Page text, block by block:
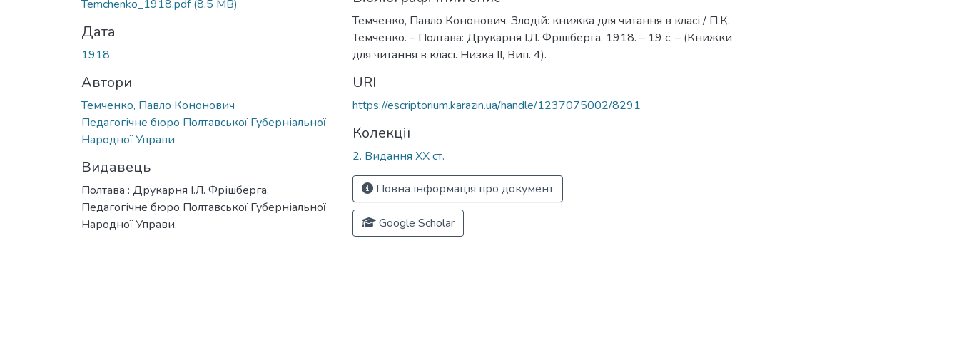
Temchenko_1918.pdf(8,5 MB)
Дата
1918
Автори
Темченко, Павло Кононович
Педагогічне бюро Полтавської Губерніальної
Народної Управи
Видавець
Полтава : Друкарня І.Л. Фрішберга.
Педагогічне бюро Полтавської Губерніальної
Народної Управи.
Темченко, Павло Кононович. Злодій: книжка для читання в класі / П.К.
Темченко. – Полтава: Друкарня І.Л. Фрішберга, 1918. – 19 с. – (Книжки
для читання в класі. Низка ІІ, Вип. 4).
URI
https://escriptorium.karazin.ua/handle/1237075002/8291
Колекції
2. Видання ХХ ст.
Повна інформація про документ
Google Scholar